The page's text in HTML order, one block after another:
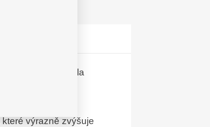
vozidla a zvýšila
výrazně zvýšuje